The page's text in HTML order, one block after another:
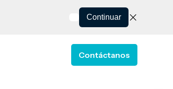
Continuar
Contáctanos